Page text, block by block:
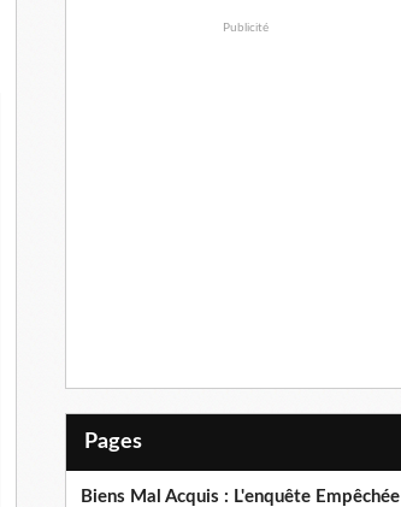
Publicité
Pages
Biens Mal Acquis : L'enquête Empêchée